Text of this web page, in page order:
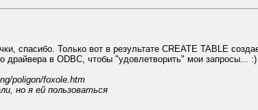
спасибо. Только вот в результате CREATE TABLE
драйвера в ODBC, чтобы "удовлетворить" мои запросы... :)
poligon/foxole.htm
но я ей пользоваться